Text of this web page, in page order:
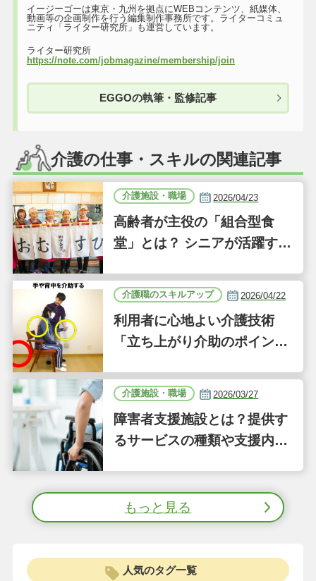
イージーゴーは東京・九州を拠点にWEBコンテンツ、紙媒体、
動画等の企画制作を行う編集制作事務所です。ライターコミュ
ニティ「ライター研究所」も運営しています。
ライター研究所
https://note.com/jobmagazine/membership/join
EGGOの執筆・監修記事
介護の仕事・スキルの関連記事
介護施設・職場 2026/04/23
高齢者が主役の「組合型食
堂」とは？ シニアが活躍する
D」に注目｜気になるあの介
護施設
介護職のスキルアップ 2026/04/22
利用者に心地よい介護技術
「立ち上がり介助のポイン
（41）
介護施設・職場 2026/03/27
障害者支援施設とは？提供す
るサービスの種類や支援内容
もっと見る
人気のタグ一覧